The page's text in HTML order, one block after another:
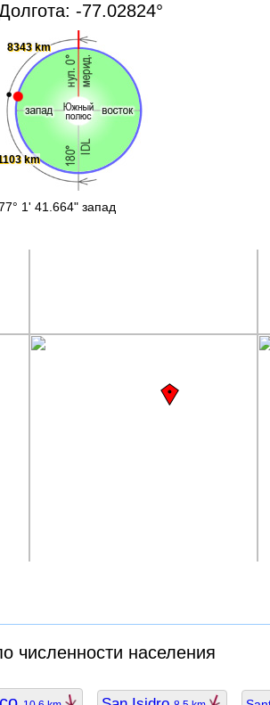
-77.02824°
8343 km
km
1' 41.664" запад
численности населения